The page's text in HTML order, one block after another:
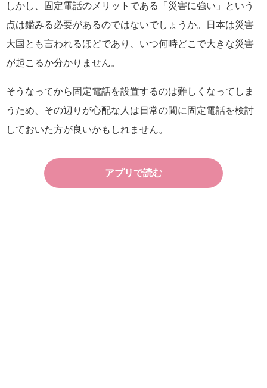
しかし、固定電話のメリットである「災害に強い」という
点は鑑みる必要があるのではないでしょうか。日本は災害
大国とも言われるほどであり、いつ何時どこで大きな災害
が起こるか分かりません。
そうなってから固定電話を設置するのは難しくなってしま
うため、その辺りが心配な人は日常の間に固定電話を検討
しておいた方が良いかもしれません。
アプリで読む